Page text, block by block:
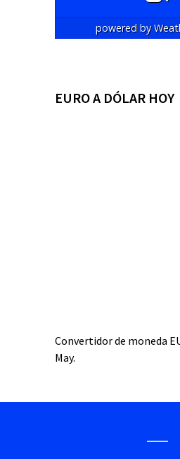
powered by
EURO A DÓLAR HOY
Convertidor de moneda
May.